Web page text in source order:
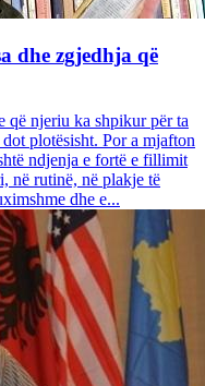
dhe zgjedhja që
që njeriu ka shpikur për ta
plotësisht. Por a mjafton
ndjenja e fortë e fillimit
në rutinë, në plakje të
dhe e...